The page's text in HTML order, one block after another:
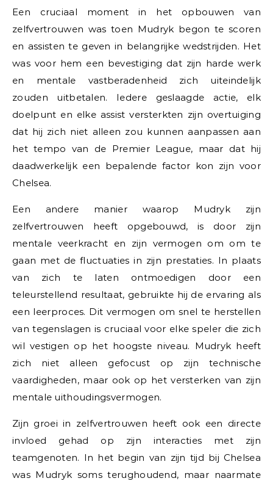
Een cruciaal moment in het opbouwen van
zelfvertrouwen was toen Mudryk begon te scoren
en assisten te geven in belangrijke wedstrijden. Het
was voor hem een bevestiging dat zijn harde werk
en mentale vastberadenheid zich uiteindelijk
zouden uitbetalen. Iedere geslaagde actie, elk
doelpunt en elke assist versterkten zijn overtuiging
dat hij zich niet alleen zou kunnen aanpassen aan
het tempo van de Premier League, maar dat hij
daadwerkelijk een bepalende factor kon zijn voor
Chelsea.
Een andere manier waarop Mudryk zijn
zelfvertrouwen heeft opgebouwd, is door zijn
mentale veerkracht en zijn vermogen om om te
gaan met de fluctuaties in zijn prestaties. In plaats
van zich te laten ontmoedigen door een
teleurstellend resultaat, gebruikte hij de ervaring als
een leerproces. Dit vermogen om snel te herstellen
van tegenslagen is cruciaal voor elke speler die zich
wil vestigen op het hoogste niveau. Mudryk heeft
zich niet alleen gefocust op zijn technische
vaardigheden, maar ook op het versterken van zijn
mentale uithoudingsvermogen.
Zijn groei in zelfvertrouwen heeft ook een directe
invloed gehad op zijn interacties met zijn
teamgenoten. In het begin van zijn tijd bij Chelsea
was Mudryk soms terughoudend, maar naarmate